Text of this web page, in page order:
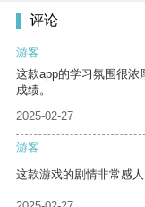
评论
游客
这款app的学习氛围很浓
成绩。
2025-02-27
游客
这款游戏的剧情非常感